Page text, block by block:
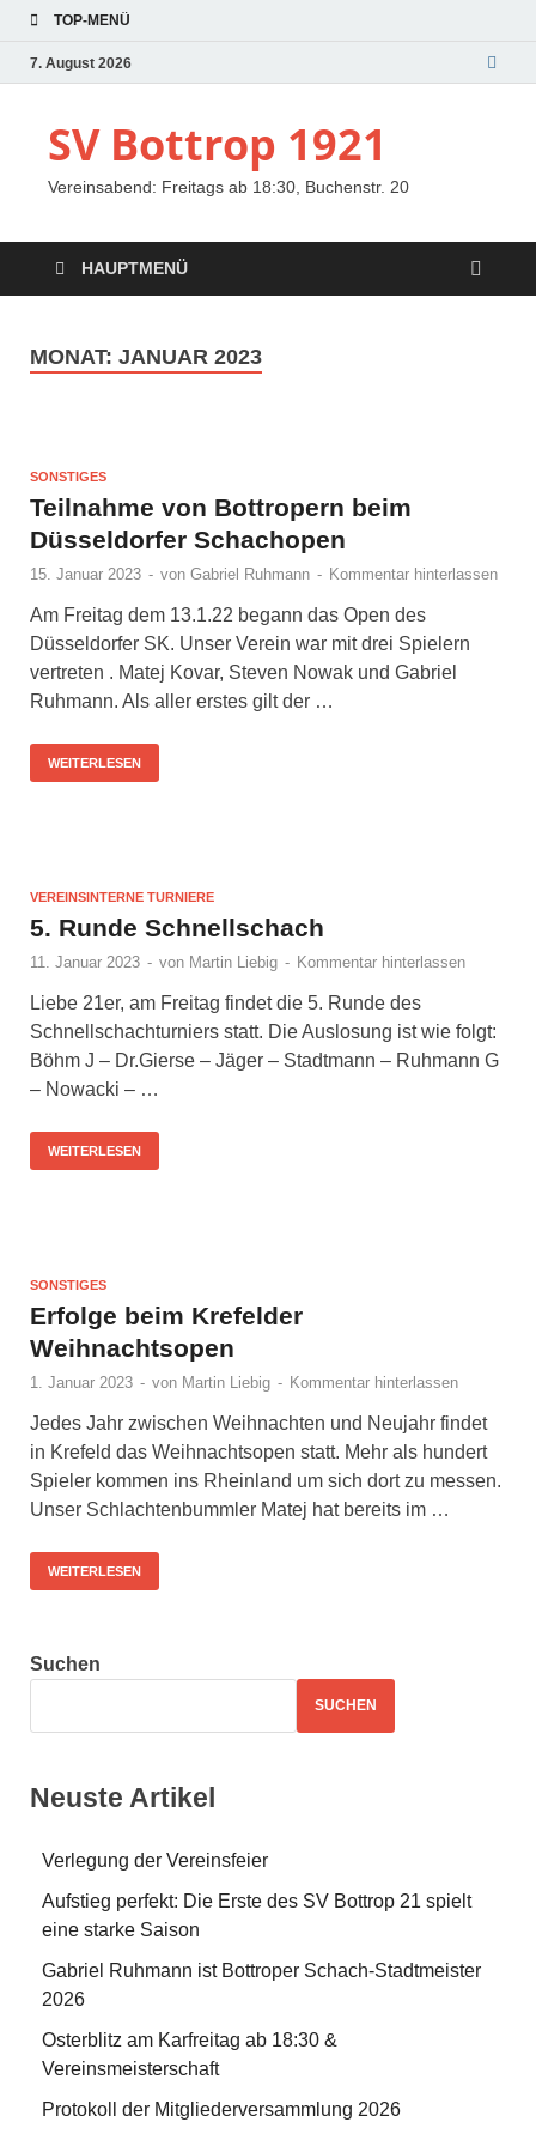
TOP-MENÜ
7. August 2026
SV Bottrop 1921
Vereinsabend: Freitags ab 18:30, Buchenstr. 20
HAUPTMENÜ
MONAT: JANUAR 2023
SONSTIGES
Teilnahme von Bottropern beim
Düsseldorfer Schachopen
15. Januar 2023 - von Gabriel Ruhmann - Kommentar hinterlassen
Am Freitag dem 13.1.22 begann das Open des
Düsseldorfer SK. Unser Verein war mit drei Spielern
vertreten . Matej Kovar, Steven Nowak und Gabriel
Ruhmann. Als aller erstes gilt der …
WEITERLESEN
VEREINSINTERNE TURNIERE
5. Runde Schnellschach
11. Januar 2023 - von Martin Liebig - Kommentar hinterlassen
Liebe 21er, am Freitag findet die 5. Runde des
Schnellschachturniers statt. Die Auslosung ist wie folgt:
Böhm J – Dr.Gierse – Jäger – Stadtmann – Ruhmann G
– Nowacki – …
WEITERLESEN
SONSTIGES
Erfolge beim Krefelder
Weihnachtsopen
1. Januar 2023 - von Martin Liebig - Kommentar hinterlassen
Jedes Jahr zwischen Weihnachten und Neujahr findet
in Krefeld das Weihnachtsopen statt. Mehr als hundert
Spieler kommen ins Rheinland um sich dort zu messen.
Unser Schlachtenbummler Matej hat bereits im …
WEITERLESEN
Suchen
SUCHEN
Neuste Artikel
Verlegung der Vereinsfeier
Aufstieg perfekt: Die Erste des SV Bottrop 21 spielt
eine starke Saison
Gabriel Ruhmann ist Bottroper Schach-Stadtmeister
2026
Osterblitz am Karfreitag ab 18:30 &
Vereinsmeisterschaft
Protokoll der Mitgliederversammlung 2026